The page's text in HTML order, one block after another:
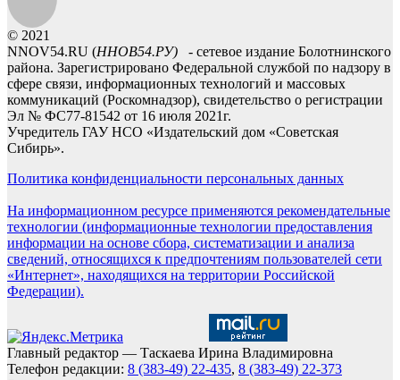
© 2021
NNOV54.RU (ННОВ54.РУ) - сетевое издание Болотнинского
района. Зарегистрировано Федеральной службой по надзору в
сфере связи, информационных технологий и массовых
коммуникаций (Роскомнадзор), свидетельство о регистрации
Эл № ФС77-81542 от 16 июля 2021г.
Учредитель ГАУ НСО «Издательский дом «Советская
Сибирь».
Политика конфиденциальности персональных данных
На информационном ресурсе применяются рекомендательные
технологии (информационные технологии предоставления
информации на основе сбора, систематизации и анализа
сведений, относящихся к предпочтениям пользователей сети
«Интернет», находящихся на территории Российской
Федерации).
Главный редактор — Таскаева Ирина Владимировна
Телефон редакции: 8 (383-49) 22-435, 8 (383-49) 22-373